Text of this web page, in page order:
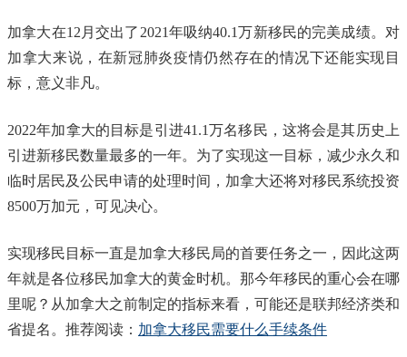
加拿大在12月交出了2021年吸纳40.1万新移民的完美成绩。对
加拿大来说，在新冠肺炎疫情仍然存在的情况下还能实现目
标，意义非凡。
2022年加拿大的目标是引进41.1万名移民，这将会是其历史上
引进新移民数量最多的一年。为了实现这一目标，减少永久和
临时居民及公民申请的处理时间，加拿大还将对移民系统投资
8500万加元，可见决心。
实现移民目标一直是加拿大移民局的首要任务之一，因此这两
年就是各位移民加拿大的黄金时机。那今年移民的重心会在哪
里呢？从加拿大之前制定的指标来看，可能还是联邦经济类和
省提名。推荐阅读： 加拿大移民需要什么手续条件